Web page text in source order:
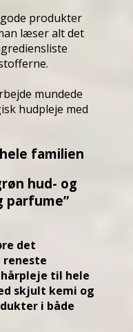
gode produkter
læser alt det
mundede
hudpleje med
familien
hud- og
parfume”
det
til hele
skjult kemi og
i både